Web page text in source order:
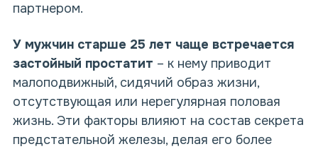
партнером.
У мужчин старше 25 лет чаще встречается
застойный простатит – к нему приводит
малоподвижный, сидячий образ жизни,
отсутствующая или нерегулярная половая
жизнь. Эти факторы влияют на состав секрета
предстательной железы, делая его более